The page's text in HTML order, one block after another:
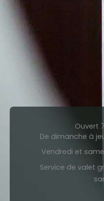
Ouvert
De dimanche à
Vendredi et
Service de valet